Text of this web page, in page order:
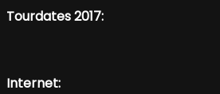
Tourdates 2017:
Internet: